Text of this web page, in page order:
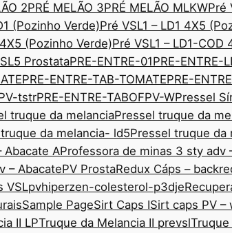
2PRÉ MELÃO 3PRÉ MELÃO MLKWPré
(Pozinho Verde)Pré VSL1 – LD1 4X5
(Pozinho Verde)Pré VSL1 – LD1-
ProstataPRE-ENTRE-01PRE-ENTRE-
PRE-ENTRE-TAB-TOMATEPRE-
tstrPRE-ENTRE-TABOFPV-WPressel
truque da melanciaPressel truque da
da melancia- ld5Pressel truque da
Abacate AProfessora de minas 3 sty adv
– AbacatePV ProstaRedux Cáps –
VSLpvhiperzen-colesterol-p3dje
Sample PageSirt Caps ISirt caps PV –
II LPTruque da Melancia II prevsl